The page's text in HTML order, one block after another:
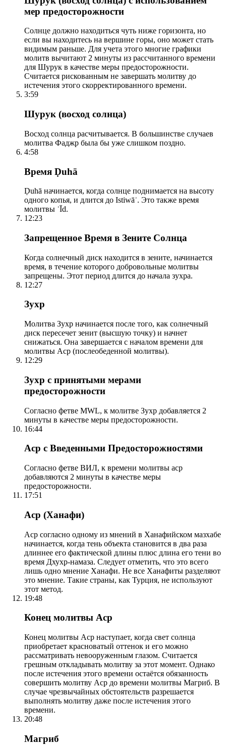
мер предосторожности
Солнце должно находиться чуть ниже горизонта, но
если вы находитесь на вершине горы, оно может стать
видимым раньше. Для учета этого многие графики
молитв вычитают 2 минуты из рассчитанного времени
для Шурук в качестве меры предосторожности.
Считается рискованным не завершать молитву до
истечения этого скорректированного времени.
3:59
Шурук (восход солнца)
Восход солнца расчитывается. В большинстве случаев
молитва Фаджр была бы уже слишком поздно.
4:58
Время Ḍuhā
Ḍuhā начинается, когда солнце поднимается на высоту
одного копья, и длится до Istiwāʾ. Это также время
молитвы ʿĪd.
12:23
Запрещенное Время в Зените Солнца
Когда солнечный диск находится в зените, начинается
время, в течение которого добровольные молитвы
запрещены. Этот период длится до начала зухра.
12:27
Зухр
Молитва Зухр начинается после того, как солнечный
диск пересечет зенит (высшую точку) и начнет
снижаться. Она завершается с началом времени для
молитвы Аср (послеобеденной молитвы).
12:29
Зухр с принятыми мерами
предосторожности
Согласно фетве MWL, к молитве Зухр добавляется 2
минуты в качестве меры предосторожности.
16:44
Аср с Введенными Предосторожностями
Согласно фетве ВИЛ, к времени молитвы аср
добавляются 2 минуты в качестве меры
предосторожности.
17:51
Аср (Ханафи)
Аср согласно одному из мнений в Ханафийском мазхабе
начинается, когда тень объекта становится в два раза
длиннее его фактической длины плюс длина его тени во
время Дхухр-намаза. Следует отметить, что это всего
лишь одно мнение Ханафи. Не все Ханафиты разделяют
это мнение. Такие страны, как Турция, не используют
этот метод.
19:48
Конец молитвы Аср
Конец молитвы Аср наступает, когда свет солнца
приобретает красноватый оттенок и его можно
рассматривать невооруженным глазом. Считается
грешным откладывать молитву за этот момент. Однако
после истечения этого времени остаётся обязанность
совершить молитву Аср до времени молитвы Магриб. В
случае чрезвычайных обстоятельств разрешается
выполнять молитву даже после истечения этого
времени.
20:48
Магриб